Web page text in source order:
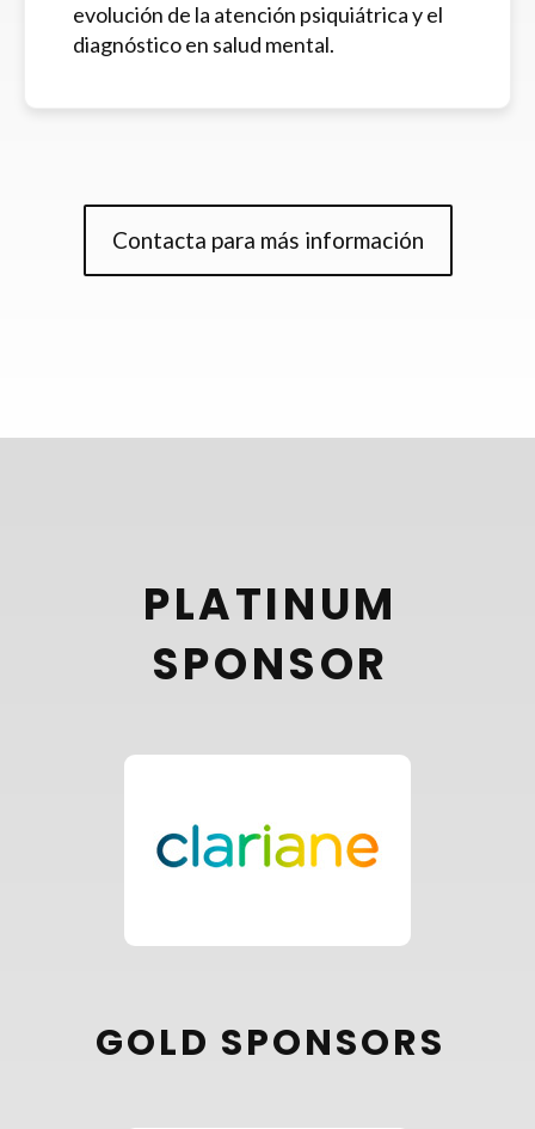
evolución de la atención psiquiátrica y el
diagnóstico en salud mental.
Contacta para más información
PLATINUM
SPONSOR
GOLD SPONSORS